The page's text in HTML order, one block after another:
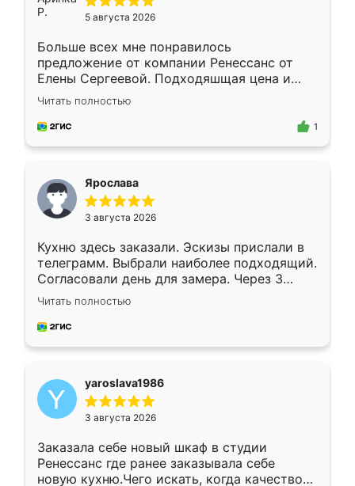
5 августа 2026
Больше всех мне понравилось
предложение от компании Ренессанс от
Елены Сергеевой. Подходяшщая цена и
короткие сроки изготовления. Приехавший
для замера сотрудник Владислав
предложил по моему эскизу самый
Читать полностью
1
Ярослава
3 августа 2026
Кухню здесь заказали. Эскизы прислали в
телеграмм. Выбрали наиболее подходящий.
Согласовали день для замера. Через 3
недели кухня была уже готова. Остались
довольны работой. Спасибо Ренессанс
мебель за качественную работу!
Читать полностью
yaroslava1986
3 августа 2026
Заказала себе новый шкаф в студии
Ренессанс где ранее заказывала себе
новую кухню.Чего искать, когда качеством